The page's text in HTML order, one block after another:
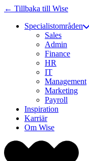
← Tillbaka till Wise
Specialistområden
Sales
Admin
Finance
HR
IT
Management
Marketing
Payroll
Inspiration
Karriär
Om Wise